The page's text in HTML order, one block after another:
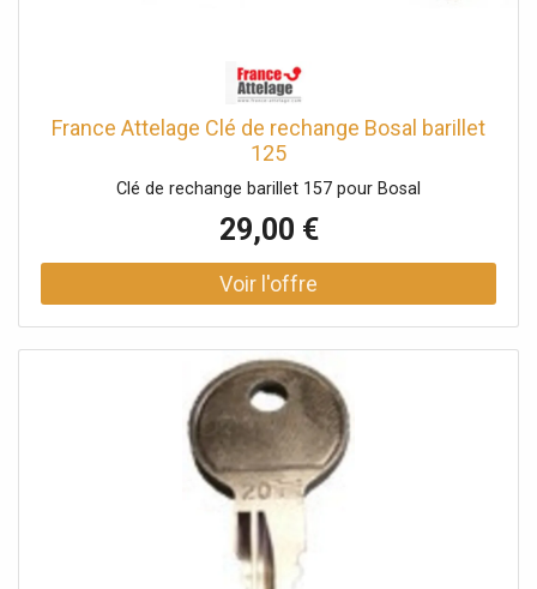
France Attelage Clé de rechange Bosal barillet
125
Clé de rechange barillet 157 pour Bosal
29,00 €